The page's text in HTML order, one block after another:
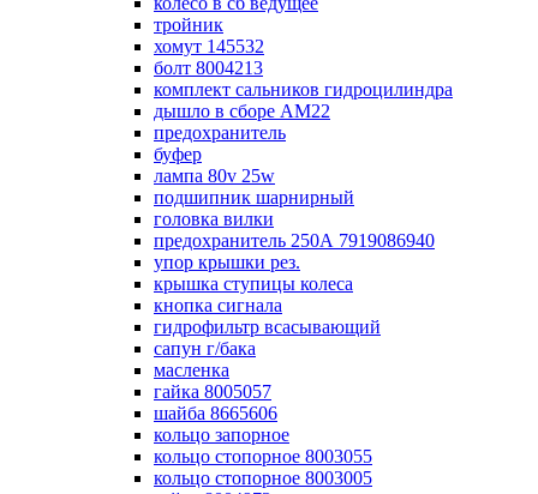
тройник
хомут 145532
болт 8004213
комплект сальников гидроцилиндра
дышло в сборе AM22
предохранитель
буфер
лампа 80v 25w
подшипник шарнирный
головка вилки
предохранитель 250А 7919086940
упор крышки рез.
крышка ступицы колеса
кнопка сигнала
гидрофильтр всасывающий
сапун г/бака
масленка
гайка 8005057
шайба 8665606
кольцо запорное
кольцо стопорное 8003055
кольцо стопорное 8003005